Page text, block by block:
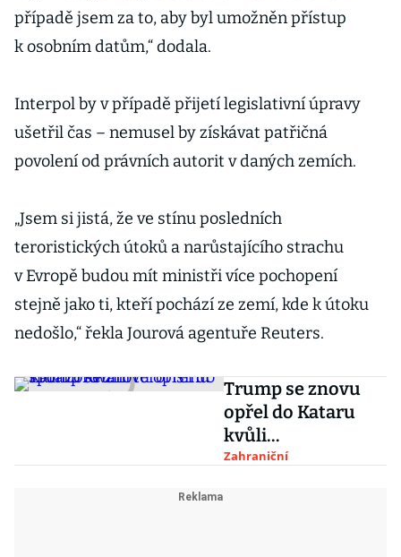
případě jsem za to, aby byl umožněn přístup
k osobním datům,“ dodala.
Interpol by v případě přijetí legislativní úpravy
ušetřil čas – nemusel by získávat patřičná
povolení od právních autorit v daných zemích.
„Jsem si jistá, že ve stínu posledních
teroristických útoků a narůstajícího strachu
v Evropě budou mít ministři více pochopení
stejně jako ti, kteří pochází ze zemí, kde k útoku
nedošlo,“ řekla Jourová agentuře Reuters.
Trump se znovu
opřel do Kataru
kvůli
sponzorování
Zahraniční